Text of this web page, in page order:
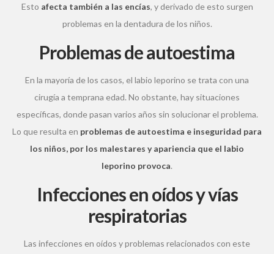
Esto afecta también a las encías, y derivado de esto surgen
problemas en la dentadura de los niños.
Problemas de autoestima
En la mayoría de los casos, el labio leporino se trata con una
cirugía a temprana edad. No obstante, hay situaciones
específicas, donde pasan varios años sin solucionar el problema.
Lo que resulta en problemas de autoestima e inseguridad para
los niños, por los malestares y apariencia que el labio
leporino provoca.
Infecciones en oídos y vías
respiratorias
Las infecciones en oídos y problemas relacionados con este